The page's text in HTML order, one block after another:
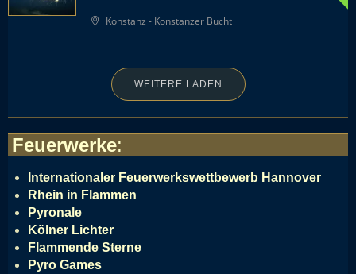
Konstanz - Konstanzer Bucht
WEITERE LADEN
Feuerwerke:
Internationaler Feuerwerkswettbewerb Hannover
Rhein in Flammen
Pyronale
Kölner Lichter
Flammende Sterne
Pyro Games